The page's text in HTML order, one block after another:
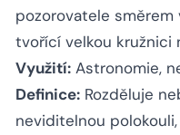
pozorovatele směrem
tvořící velkou kružnici
Využití: Astronomie,
Definice: Rozděluje
neviditelnou